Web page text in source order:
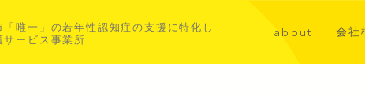
「唯一」の若年性認知症の支援に特化し
サービス事業所
about 会社